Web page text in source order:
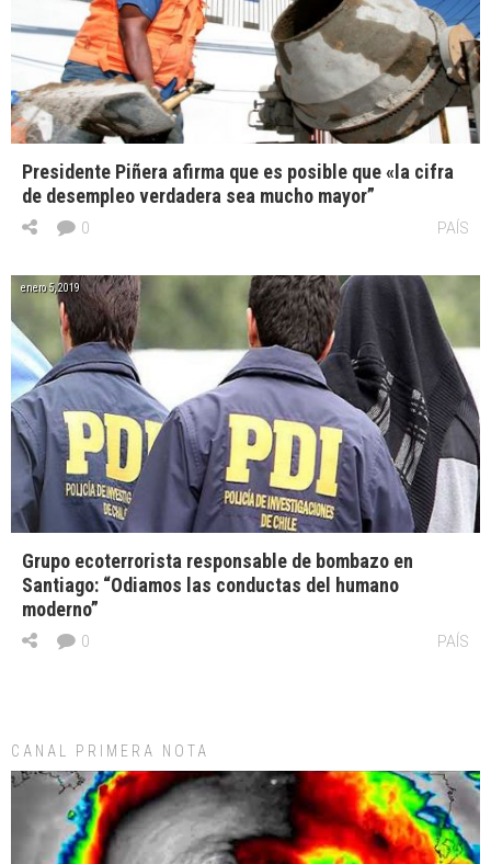
Presidente Piñera afirma que es posible que «la cifra
de desempleo verdadera sea mucho mayor”
PAÍS
0
enero 5, 2019
Grupo ecoterrorista responsable de bombazo en
Santiago: “Odiamos las conductas del humano
moderno”
PAÍS
0
CANAL PRIMERA NOTA